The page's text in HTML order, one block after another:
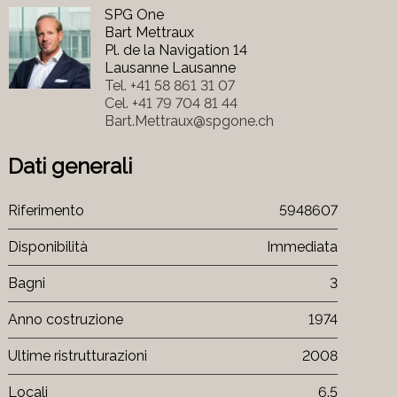
SPG One
Bart Mettraux
Pl. de la Navigation 14
Lausanne Lausanne
Tel. +41 58 861 31 07
Cel. +41 79 704 81 44
Bart.Mettraux@spgone.ch
Dati generali
Riferimento 5948607
Disponibilità Immediata
Bagni 3
Anno costruzione 1974
Ultime ristrutturazioni 2008
Locali 6.5